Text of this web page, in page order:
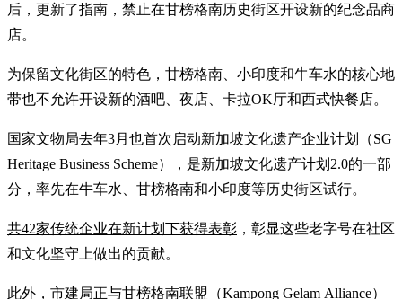
后，更新了指南，禁止在甘榜格南历史街区开设新的纪念品商
店。
为保留文化街区的特色，甘榜格南、小印度和牛车水的核心地
带也不允许开设新的酒吧、夜店、卡拉OK厅和西式快餐店。
国家文物局去年3月也首次启动新加坡文化遗产企业计划
（SG
Heritage Business Scheme），是新加坡文化遗产计划2.0的一部
分，率先在牛车水、甘榜格南和小印度等历史街区试行。
共42家传统企业在新计划下获得表彰 ，彰显这些老字号在社区
和文化坚守上做出的贡献。
此外，市建局正与甘榜格南联盟（Kampong Gelam Alliance）